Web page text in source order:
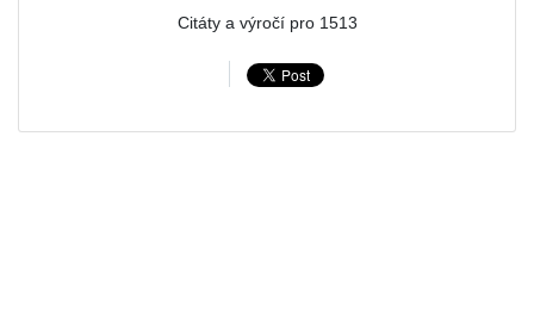
Citáty a výročí pro 1513